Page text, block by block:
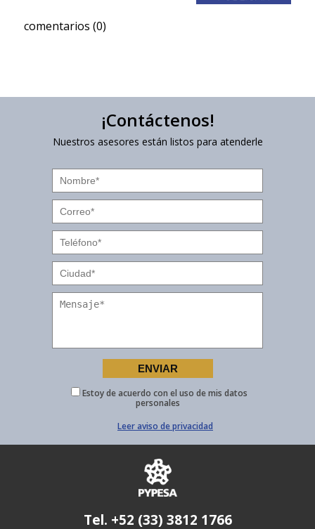
comentarios (0)
¡Contáctenos!
Nuestros asesores están listos para atenderle
Estoy de acuerdo con el uso de mis datos
personales
Leer aviso de privacidad
Tel. +52 (33) 3812 1766